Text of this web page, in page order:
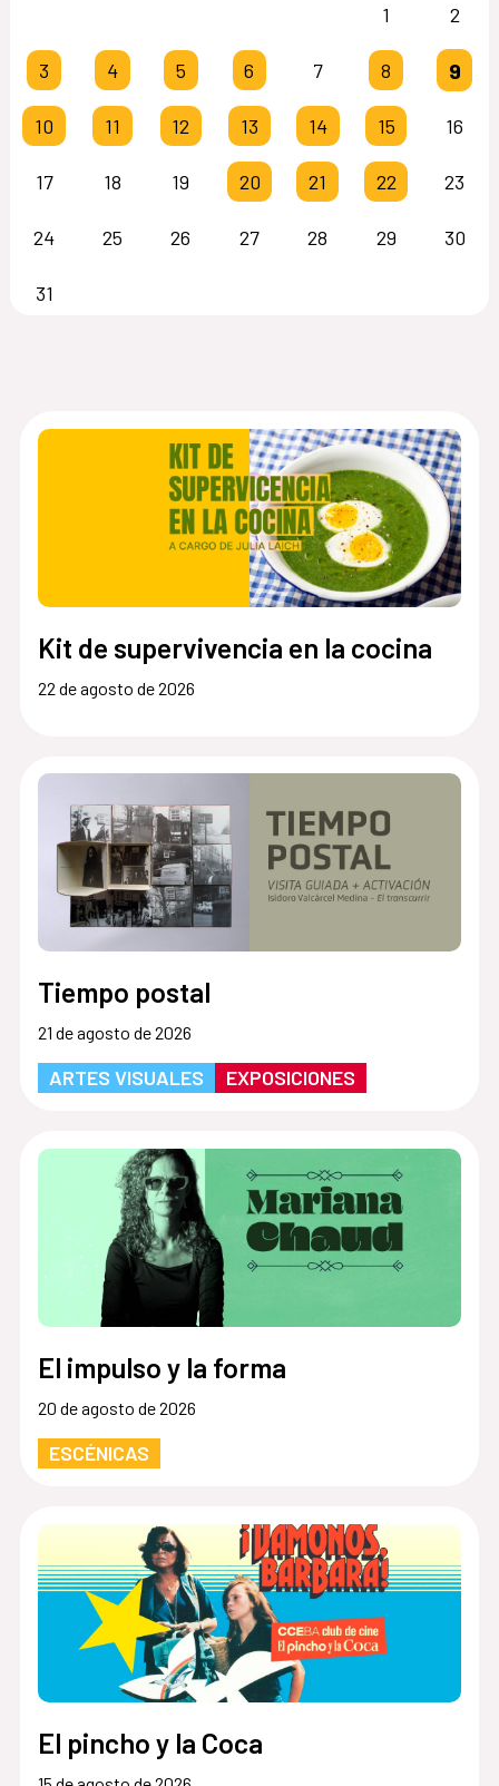
Kit de supervivencia en la cocina
22 de agosto de 2026
Tiempo postal
21 de agosto de 2026
ARTES VISUALES EXPOSICIONES
El impulso y la forma
20 de agosto de 2026
ESCÉNICAS
El pincho y la Coca
1 2
3 4 5 6 7 8 9
10 11 12 13 14 15 16
17 18 19 20 21 22 23
24 25 26 27 28 29 30
31